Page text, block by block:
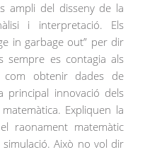
ampli del disseny de la
i interpretació. Els
in garbage out” per dir
sempre es contagia als
com obtenir dades de
principal innovació dels
Expliquen la
raonament matemàtic
Això no vol dir